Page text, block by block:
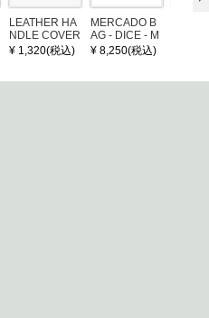
LEATHER HA
NDLE COVER
¥ 1,320(税込)
MERCADO B
AG - DICE - M
OSAIC - Copp
¥ 8,250(税込)